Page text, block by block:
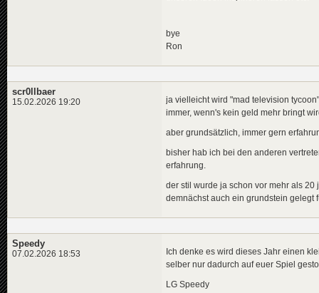
bye
Ron
scr0llbaer
15.02.2026 19:20
ja vielleicht wird "mad television
immer, wenn's kein geld mehr bringt
aber grundsätzlich, immer gern
bisher hab ich bei den anderen
erfahrung.
der stil wurde ja schon vor mehr als
demnächst auch ein grundstein
Speedy
07.02.2026 18:53
Ich denke es wird dieses Jahr einen
selber nur dadurch auf euer Spiel
LG Speedy